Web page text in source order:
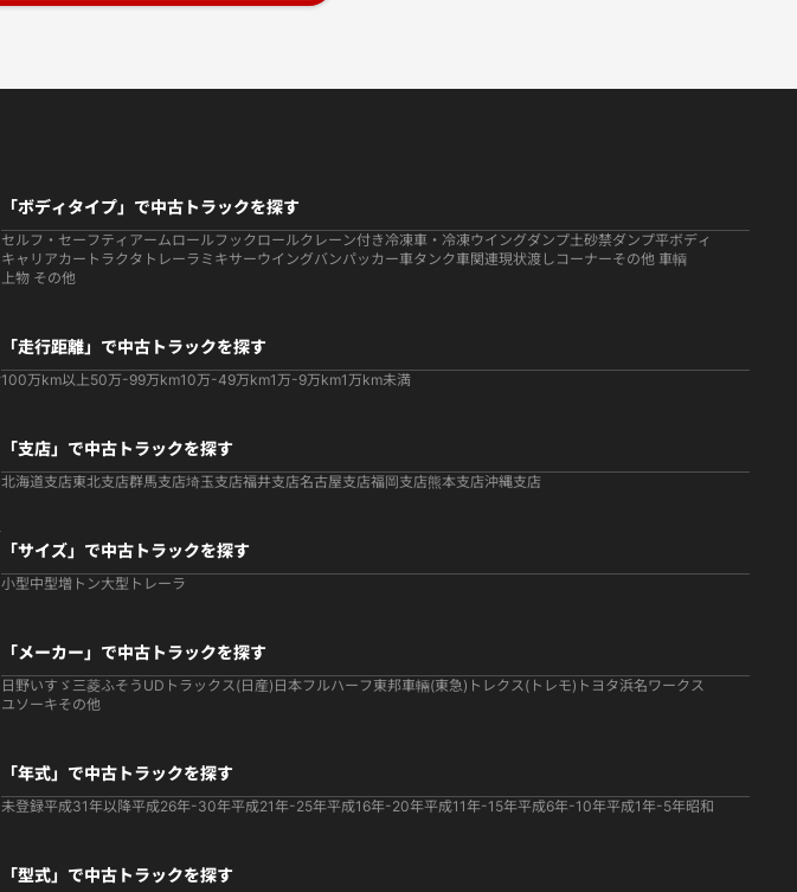
「ボディタイプ」で中古トラックを探す
セルフ・セーフティ アームロールフックロールクレーン付き冷凍車・冷凍ウイングダンプ土砂禁ダンプ平ボディ
キャリアカー トラクタ トレーラ ミキサーウイングバンパッカー車タンク車関連現状渡しコーナーその他 車輌
上物 その他
「走行距離」で中古トラックを探す
100万km以上50万-99万km10万-49万km1万-9万km1万km未満
「支店」で中古トラックを探す
北海道支店東北支店群馬支店埼玉支店福井支店名古屋支店福岡支店熊本支店沖縄支店
「サイズ」で中古トラックを探す
小型中型増トン大型 トレーラ
「メーカー」で中古トラックを探す
日野いすゞ 三菱ふそう UDトラックス(日産) 日本フルハーフ 東邦車輛(東急) トレクス(トレモ) トヨタ浜名ワークス
ユソーキその他
「年式」で中古トラックを探す
未登録平成31年以降平成26年-30年平成21年-25年平成16年-20年平成11年-15年平成6年-10年平成1年-5年昭和
「型式」で中古トラックを探す